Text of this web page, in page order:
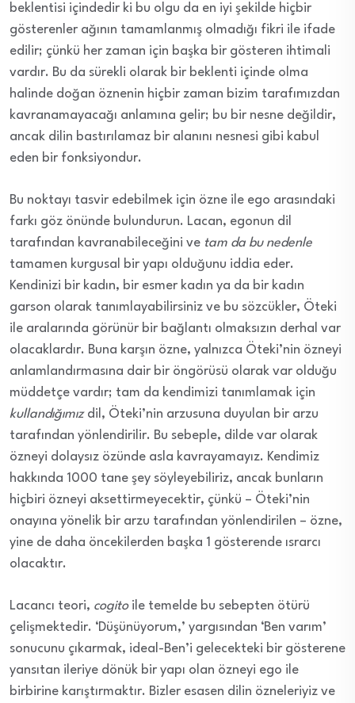
beklentisi içindedir ki bu olgu da en iyi şekilde hiçbir
gösterenler ağının tamamlanmış olmadığı fikri ile ifade
edilir; çünkü her zaman için başka bir gösteren ihtimali
vardır. Bu da sürekli olarak bir beklenti içinde olma
halinde doğan öznenin hiçbir zaman bizim tarafımızdan
kavranamayacağı anlamına gelir; bu bir nesne değildir,
ancak dilin bastırılamaz bir alanını nesnesi gibi kabul
eden bir fonksiyondur.
Bu noktayı tasvir edebilmek için özne ile ego arasındaki
farkı göz önünde bulundurun. Lacan, egonun dil
tarafından kavranabileceğini ve tam da bu nedenle
tamamen kurgusal bir yapı olduğunu iddia eder.
Kendinizi bir kadın, bir esmer kadın ya da bir kadın
garson olarak tanımlayabilirsiniz ve bu sözcükler, Öteki
ile aralarında görünür bir bağlantı olmaksızın derhal var
olacaklardır. Buna karşın özne, yalnızca Öteki’nin özneyi
anlamlandırmasına dair bir öngörüsü olarak var olduğu
müddetçe vardır; tam da kendimizi tanımlamak için
kullandığımızdil, Öteki’nin arzusuna duyulan bir arzu
tarafından yönlendirilir. Bu sebeple, dilde var olarak
özneyi dolaysız özünde asla kavrayamayız. Kendimiz
hakkında 1000 tane şey söyleyebiliriz, ancak bunların
hiçbiri özneyi aksettirmeyecektir, çünkü – Öteki’nin
onayına yönelik bir arzu tarafından yönlendirilen – özne,
yine de daha öncekilerden başka 1 gösterende ısrarcı
olacaktır.
Lacancı teori, cogitoile temelde bu sebepten ötürü
çelişmektedir. ‘Düşünüyorum,’ yargısından ‘Ben varım’
sonucunu çıkarmak, ideal-Ben’i gelecekteki bir gösterene
yansıtan ileriye dönük bir yapı olan özneyi ego ile
birbirine karıştırmaktır. Bizler esasen dilin özneleriyiz ve